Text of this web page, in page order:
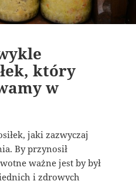
który
w
jaki zazwyczaj
By przynosił
ważne jest by był
i zdrowych